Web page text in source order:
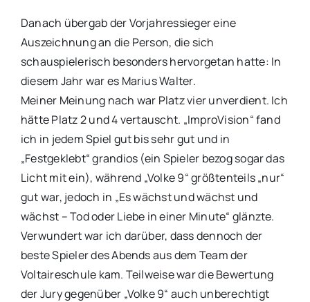
Danach übergab der Vorjahressieger eine
Auszeichnung an die Person, die sich
schauspielerisch besonders hervorgetan hatte: In
diesem Jahr war es Marius Walter.
Meiner Meinung nach war Platz vier unverdient. Ich
hätte Platz 2 und 4 vertauscht. „ImproVision“ fand
ich in jedem Spiel gut bis sehr gut und in
„Festgeklebt“ grandios (ein Spieler bezog sogar das
Licht mit ein), während „Volke 9“ größtenteils „nur“
gut war, jedoch in „Es wächst und wächst und
wächst – Tod oder Liebe in einer Minute“ glänzte.
Verwundert war ich darüber, dass dennoch der
beste Spieler des Abends aus dem Team der
Voltaireschule kam. Teilweise war die Bewertung
der Jury gegenüber „Volke 9“ auch unberechtigt